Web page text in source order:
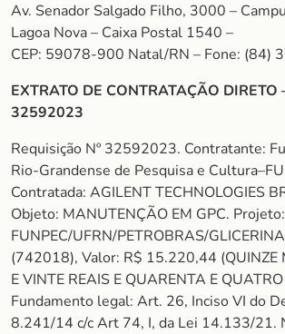
Av. Senador Salgado Filho, 3000 –
Lagoa Nova – Caixa Postal 1540 –
CEP: 59078-900 Natal/RN – Fone: (84)
EXTRATO DE CONTRATAÇÃO DIRETO
32592023
Requisição Nº 32592023. Contratante:
Rio-Grandense de Pesquisa e
Contratada: AGILENT TECHNOLOGIES
Objeto: MANUTENÇÃO EM GPC. Projeto:
FUNPEC/UFRN/PETROBRAS/
(742018), Valor: R$ 15.220,44 (QUINZE
E VINTE REAIS E QUARENTA E
Fundamento legal: Art. 26, Inciso VI do
8.241/14 c/c Art 74, I, da Lei 14.133/21.